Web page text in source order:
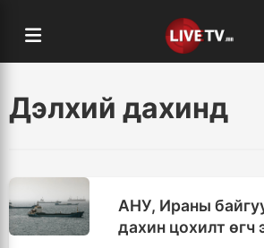
Дэлхий дахинд
АНУ, Ираны
дахин цохилт өгч